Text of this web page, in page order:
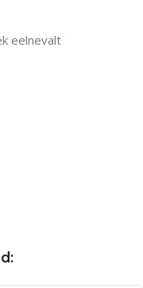
eelnevalt